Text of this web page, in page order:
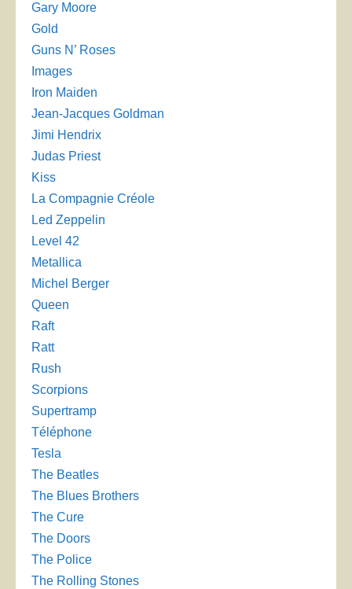
Gary Moore
Gold
Guns N’ Roses
Images
Iron Maiden
Jean-Jacques Goldman
Jimi Hendrix
Judas Priest
Kiss
La Compagnie Créole
Led Zeppelin
Level 42
Metallica
Michel Berger
Queen
Raft
Ratt
Rush
Scorpions
Supertramp
Téléphone
Tesla
The Beatles
The Blues Brothers
The Cure
The Doors
The Police
The Rolling Stones